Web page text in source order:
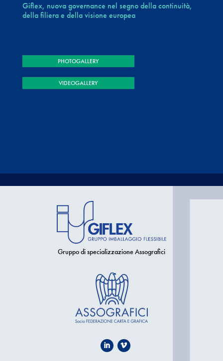
Giflex, nuova governance nel segno della continuità,
della filiera e della visione europea
PHOTOGALLERY
VIDEOGALLERY
Gruppo di specializzazione Assografici